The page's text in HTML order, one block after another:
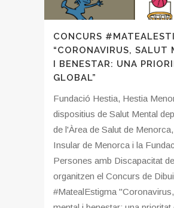
CONCURS
“CORONAVIRUS, SALUT
I BENESTAR: UNA
GLOBAL”
Fundació Hestia, Hestia
dispositius de Salut Mental
de l'Àrea de Salut de
Insular de Menorca i la
Persones amb Discapacitat
organitzen el Concurs de
#MatealEstigma